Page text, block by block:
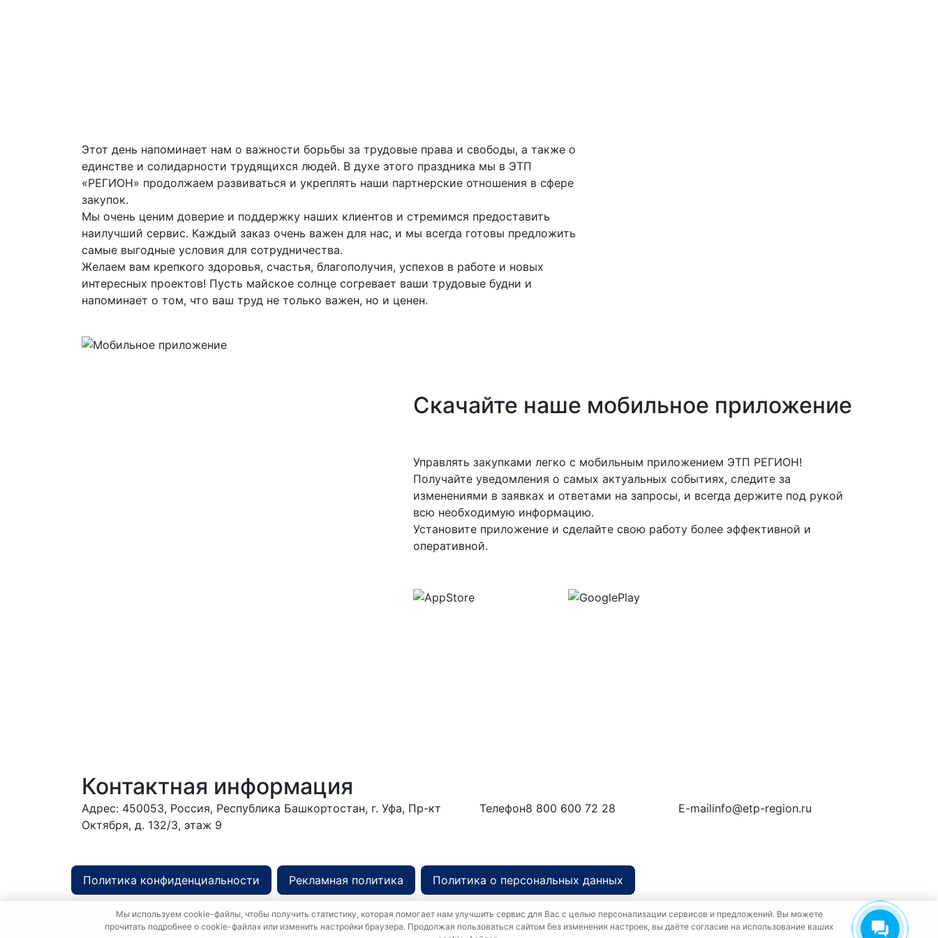
Мы используем cookie-файлы, чтобы получить статистику, которая помогает нам улучшить сервис для Вас с целью персонализации сервисов и предложений. Вы можете
прочитать подробнее о cookie-файлах или изменить настройки браузера. Продолжая пользоваться сайтом без изменения настроек, вы даёте согласие на использование ваших
Этот день напоминает нам о важности борьбы за трудовые права и свободы, а также о
единстве и солидарности трудящихся людей. В духе этого праздника мы в ЭТП
«РЕГИОН» продолжаем развиваться и укреплять наши партнерские отношения в сфере
закупок.
Мы очень ценим доверие и поддержку наших клиентов и стремимся предоставить
наилучший сервис. Каждый заказ очень важен для нас, и мы всегда готовы предложить
самые выгодные условия для сотрудничества.
Желаем вам крепкого здоровья, счастья, благополучия, успехов в работе и новых
интересных проектов! Пусть майское солнце согревает ваши трудовые будни и
напоминает о том, что ваш труд не только важен, но и ценен.
Скачайте наше мобильное приложение
Управлять закупками легко с мобильным приложением ЭТП РЕГИОН!
Получайте уведомления о самых актуальных событиях, следите за
изменениями в заявках и ответами на запросы, и всегда держите под рукой
всю необходимую информацию.
Установите приложение и сделайте свою работу более эффективной и
оперативной.
Контактная информация
Адрес: 450053, Россия, Республика Башкортостан, г. Уфа, Пр-кт
Октября, д. 132/3, этаж 9
Телефон8 800 600 72 28 E-mailinfo@etp-region.ru
Политика конфиденциальности Рекламная политика Политика о персональных данных